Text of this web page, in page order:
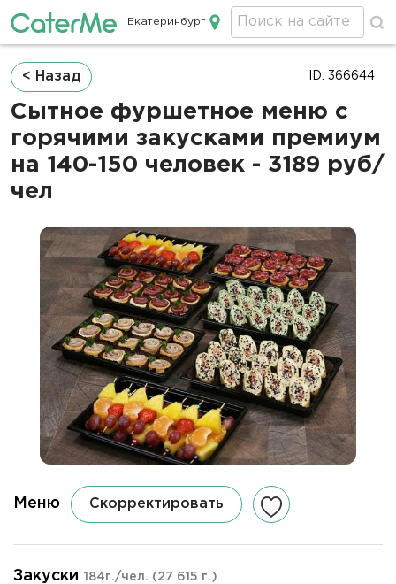
Кейтеринг в Екатеринбурге
Екатеринбург
Строка
навигации
< Назад
Сытное фуршетное меню с
горячими закусками премиум
на 140-150 человек - 3189 руб/
чел
ID: 366644
Меню Скорректировать
Закуски 184г./чел. (27 615 г.)